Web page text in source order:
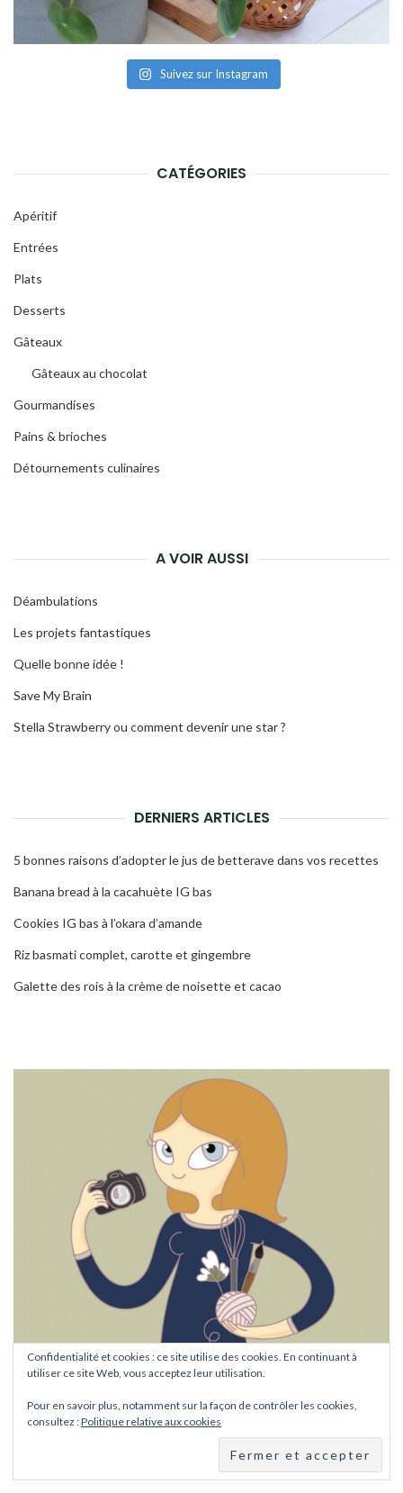
Suivez sur Instagram
CATÉGORIES
Apéritif
Entrées
Plats
Desserts
Gâteaux
Gâteaux au chocolat
Gourmandises
Pains & brioches
Détournements culinaires
A VOIR AUSSI
Déambulations
Les projets fantastiques
Quelle bonne idée !
Save My Brain
Stella Strawberry ou comment devenir une star ?
DERNIERS ARTICLES
5 bonnes raisons d’adopter le jus de betterave dans vos recettes
Banana bread à la cacahuète IG bas
Cookies IG bas à l’okara d’amande
Riz basmati complet, carotte et gingembre
Galette des rois à la crème de noisette et cacao
Confidentialité et cookies : ce site utilise des cookies. En continuant à
utiliser ce site Web, vous acceptez leur utilisation.
Pour en savoir plus, notamment sur la façon de contrôler les cookies,
consultez :Politique relative aux cookies